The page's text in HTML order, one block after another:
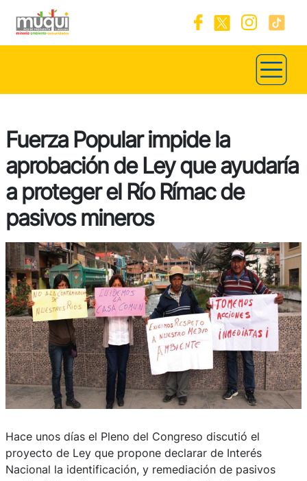
Fuerza Popular impide la
aprobación de Ley que ayudaría
a proteger el Río Rímac de
pasivos mineros
Hace unos días el Pleno del Congreso discutió el
proyecto de Ley que propone declarar de Interés
Nacional la identificación, y remediación de pasivos